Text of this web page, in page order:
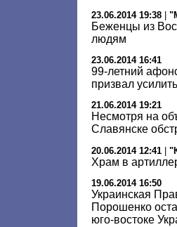
23.06.2014 19:38
Беженцы из
людям
23.06.2014 16:41
99-летний
призвал
21.06.2014 19:21
Несмотря на
Славянске
20.06.2014 12:41
Храм в
19.06.2014 16:50
Украинская
Порошенко
юго-востоке